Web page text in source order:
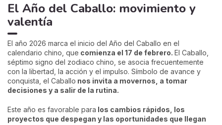
El Año del Caballo: movimiento y
valentía
El año 2026 marca el inicio del Año del Caballo en el
calendario chino, que comienza el 17 de febrero. El Caballo,
séptimo signo del zodiaco chino, se asocia frecuentemente
con la libertad, la acción y el impulso. Símbolo de avance y
conquista, el Caballo nos invita a movernos, a tomar
decisiones y a salir de la rutina.
Este año es favorable para los cambios rápidos, los
proyectos que despegan y las oportunidades que llegan